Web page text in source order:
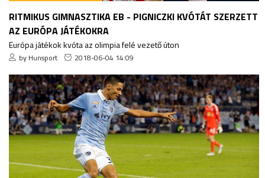
RITMIKUS GIMNASZTIKA EB - PIGNICZKI KVÓTÁT SZERZETT
AZ EURÓPA JÁTÉKOKRA
Európa játékok kvóta az olimpia felé vezető úton
by Hunsport 2018-06-04 14:09